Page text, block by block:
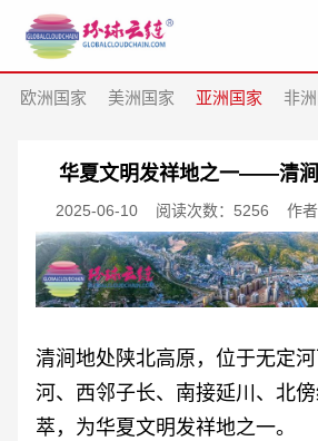
欧洲国家 美洲国家 亚洲国家 非
华夏文明发祥地之一——清
2025-06-10 阅读次数：5256 作
清涧地处陕北高原，位于无定
河、西邻子长、南接延川、北
萃，为华夏文明发祥地之一。